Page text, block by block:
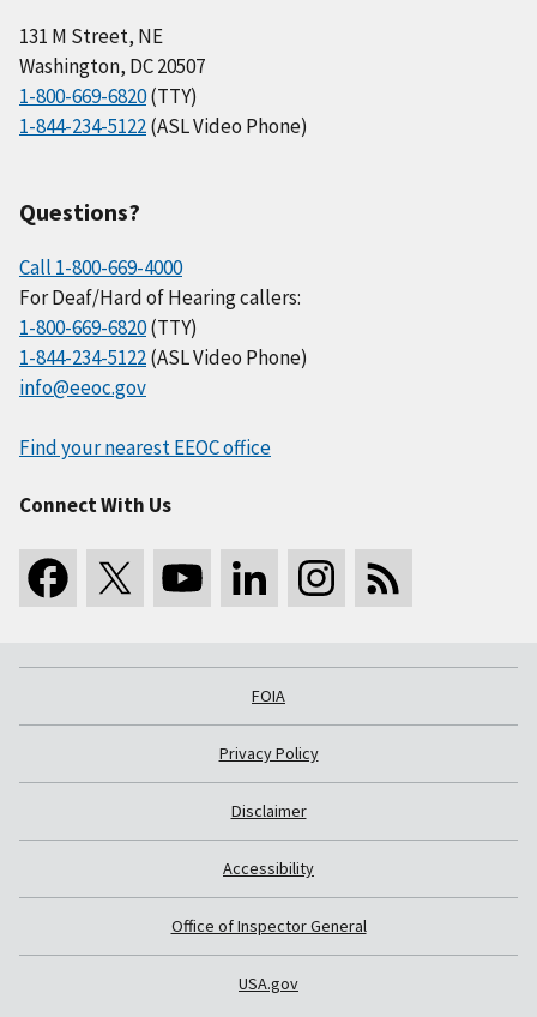
131 M Street, NE
Washington, DC 20507
1-800-669-6820(TTY)
1-844-234-5122(ASL Video Phone)
Questions?
Call 1-800-669-4000
For Deaf/Hard of Hearing callers:
1-800-669-6820(TTY)
1-844-234-5122(ASL Video Phone)
info@eeoc.gov
Find your nearest EEOC office
Connect With Us
FOIA
Privacy Policy
Disclaimer
Accessibility
Office of Inspector General
USA.gov